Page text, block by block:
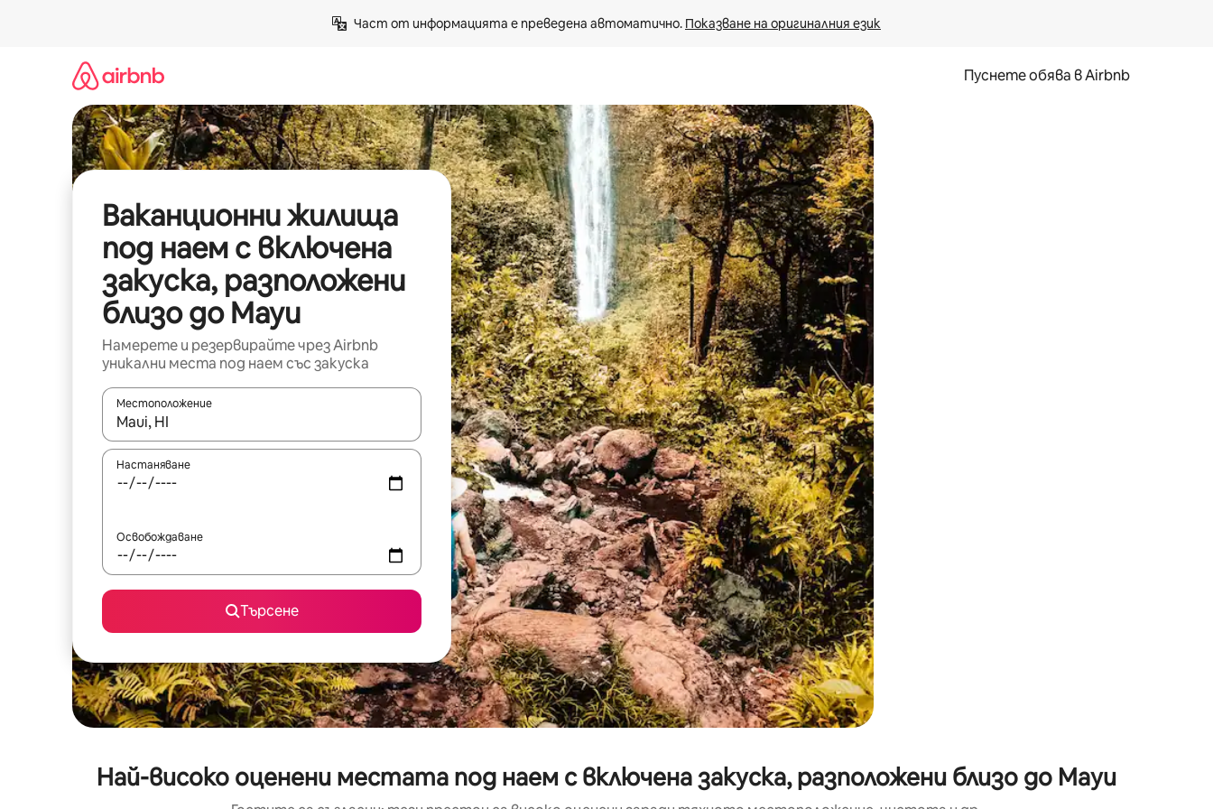
Част от информацията е преведена автоматично. Показване на оригиналния език
Пуснете обява в Airbnb
Ваканционни жилища
под наем с включена
закуска, разположени
близо до Мауи
Намерете и резервирайте чрез Airbnb
уникални места под наем със закуска
Местоположение
Когато резултатите се покажат, използвайте клавишите със стрелки нагоре и надолу или навигирайте с докосване или плъзгане.
Настаняване
Освобождаване
Търсене
Най-високо оценени местата под наем с включена закуска, разположени близо до Мауи